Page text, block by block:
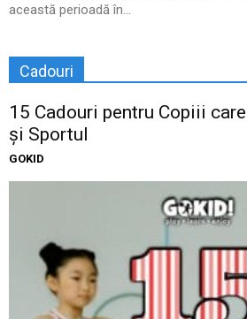
această perioadă în...
Cadouri
15 Cadouri pentru Copiii
și Sportul
GOKID